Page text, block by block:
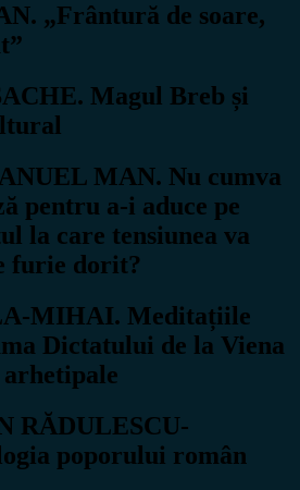
„Frântură de soare,
Magul Breb și
MAN. Nu cumva
pentru a-i aduce pe
la care tensiunea va
furie dorit?
MIHAI. Meditațiile
Dictatului de la Viena
arhetipale
RĂDULESCU-
poporului român